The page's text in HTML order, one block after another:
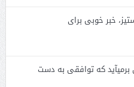
خبر خوبی برای
برمیآید که توافقی به دست